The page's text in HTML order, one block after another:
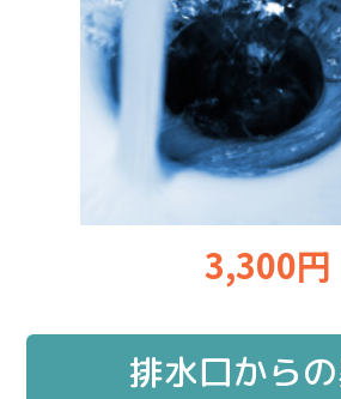
3,300円
排水口から